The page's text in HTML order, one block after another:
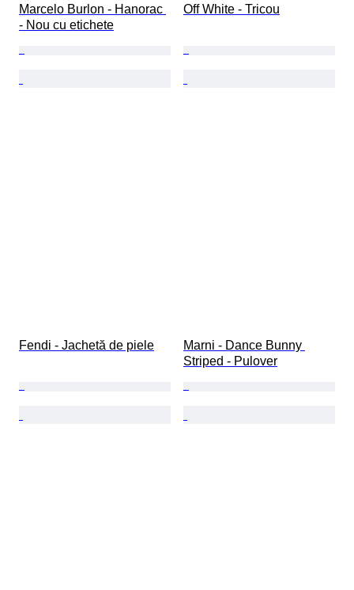
Marcelo Burlon - Hanorac
- Nou cu etichete
Off White - Tricou
Fendi - Jachetă de piele
Marni - Dance Bunny
Striped - Pulover